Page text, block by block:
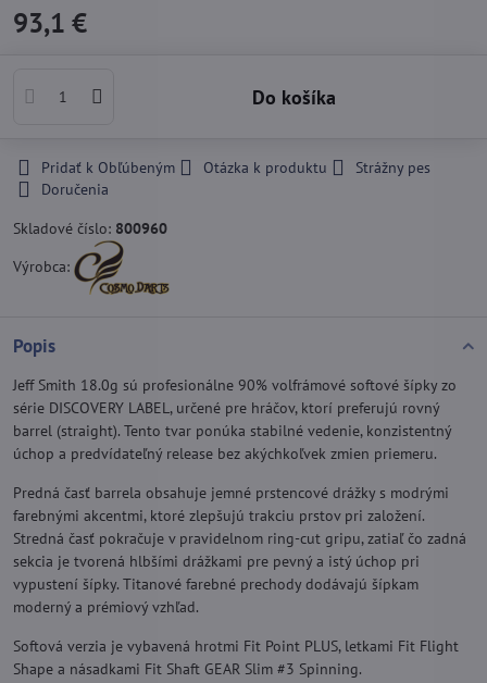
93,1 €
Do košíka
Pridať k Obľúbeným Otázka k produktu
Strážny pes
Doručenia
Skladové číslo: 800960
Výrobca:
Popis
Jeff Smith 18.0g sú profesionálne 90% volfrámové softové šípky zo
série DISCOVERY LABEL, určené pre hráčov, ktorí preferujú rovný
barrel (straight). Tento tvar ponúka stabilné vedenie, konzistentný
úchop a predvídateľný release bez akýchkoľvek zmien priemeru.
Predná časť barrela obsahuje jemné prstencové drážky s modrými
farebnými akcentmi, ktoré zlepšujú trakciu prstov pri založení.
Stredná časť pokračuje v pravidelnom ring-cut gripu, zatiaľ čo zadná
sekcia je tvorená hlbšími drážkami pre pevný a istý úchop pri
vypustení šípky. Titanové farebné prechody dodávajú šípkam
moderný a prémiový vzhľad.
Softová verzia je vybavená hrotmi Fit Point PLUS, letkami Fit Flight
Shape a násadkami Fit Shaft GEAR Slim #3 Spinning.